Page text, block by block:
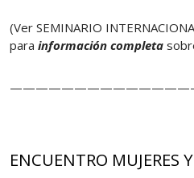
(Ver SEMINARIO
para información completa
ENCUENTRO MUJERES